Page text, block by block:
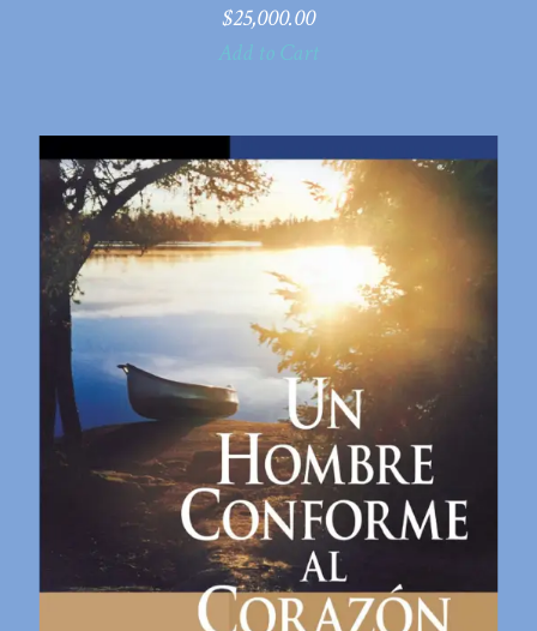
$25,000.00
Add to Cart